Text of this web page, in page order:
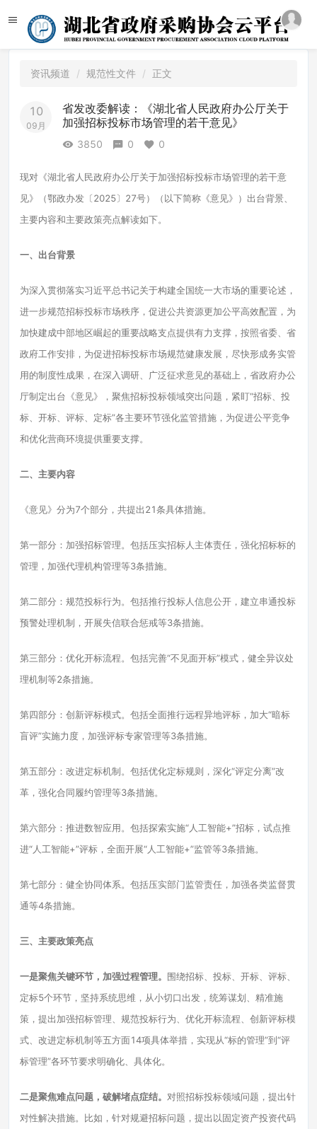
资讯频道 规范性文件 正文
10
09月
省发改委解读：《湖北省人民政府办公厅关于
加强招标投标市场管理的若干意见》
3850 0 0
现对《湖北省人民政府办公厅关于加强招标投标市场管理的若干意
见》（鄂政办发〔2025〕27号）（以下简称《意见》）出台背景、
主要内容和主要政策亮点解读如下。
一、出台背景
为深入贯彻落实习近平总书记关于构建全国统一大市场的重要论述，
进一步规范招标投标市场秩序，促进公共资源更加公平高效配置，为
加快建成中部地区崛起的重要战略支点提供有力支撑，按照省委、省
政府工作安排，为促进招标投标市场规范健康发展，尽快形成务实管
用的制度性成果，在深入调研、广泛征求意见的基础上，省政府办公
厅制定出台《意见》，聚焦招标投标领域突出问题，紧盯“招标、投
标、开标、评标、定标”各主要环节强化监管措施，为促进公平竞争
和优化营商环境提供重要支撑。
二、主要内容
《意见》分为7个部分，共提出21条具体措施。
第一部分：加强招标管理。包括压实招标人主体责任，强化招标标的
管理，加强代理机构管理等3条措施。
第二部分：规范投标行为。包括推行投标人信息公开，建立串通投标
预警处理机制，开展失信联合惩戒等3条措施。
第三部分：优化开标流程。包括完善“不见面开标”模式，健全异议处
理机制等2条措施。
第四部分：创新评标模式。包括全面推行远程异地评标，加大“暗标
盲评”实施力度，加强评标专家管理等3条措施。
第五部分：改进定标机制。包括优化定标规则，深化“评定分离”改
革，强化合同履约管理等3条措施。
第六部分：推进数智应用。包括探索实施“人工智能+”招标，试点推
进“人工智能+”评标，全面开展“人工智能+”监管等3条措施。
第七部分：健全协同体系。包括压实部门监管责任，加强各类监督贯
通等4条措施。
三、主要政策亮点
一是聚焦关键环节，加强过程管理。 围绕招标、投标、开标、评标、
定标5个环节，坚持系统思维，从小切口出发，统筹谋划、精准施
策，提出加强招标管理、规范投标行为、优化开标流程、创新评标模
式、改进定标机制等五方面14项具体举措，实现从“标的管理”到“评
标管理”各环节要求明确化、具体化。
二是聚焦难点问题，破解堵点症结。 对照招标投标领域问题，提出针
对性解决措施。比如，针对规避招标问题，提出以固定资产投资代码